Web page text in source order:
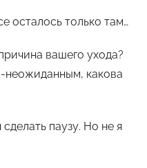
осталось только там…
вашего ухода?
неожиданным, какова
паузу. Но не я